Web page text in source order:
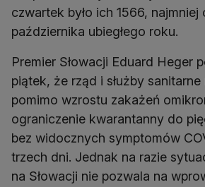
czwartek było ich 1566, najmniej
października ubiegłego roku.
Premier Słowacji Eduard Heger
piątek, że rząd i służby
pomimo wzrostu zakażeń
ograniczenie kwarantanny do
bez widocznych symptomów
trzech dni. Jednak na razie
na Słowacji nie pozwala na